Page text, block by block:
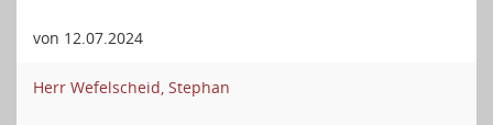
von 12.07.2024
Herr Wefelscheid, Stephan